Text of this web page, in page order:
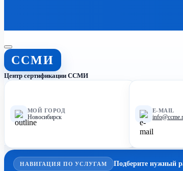
ССМИ
Центр сертификации ССМИ
МОЙ ГОРОД
Новосибирск
E-MAIL
НАВИГАЦИЯ ПО УСЛУГАМ Подберите нужный